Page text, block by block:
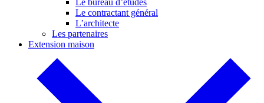
Le bureau d’études
Le contractant général
L’architecte
Les partenaires
Extension maison